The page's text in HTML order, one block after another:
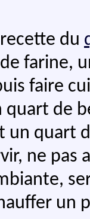
du
farine,
faire
quart de
quart
ne
un